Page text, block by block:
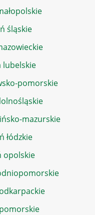
śląskie
lubelskie
pomorskie
mazurskie
łódzkie
opolskie